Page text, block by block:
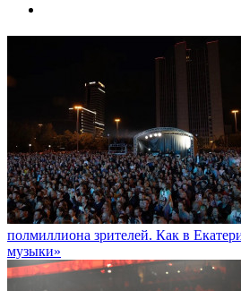
полмиллиона зрителей. Как в
музыки»